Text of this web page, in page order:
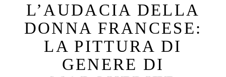
L’AUDACIA DELLA
DONNA FRANCESE:
LA PITTURA DI
GENERE DI